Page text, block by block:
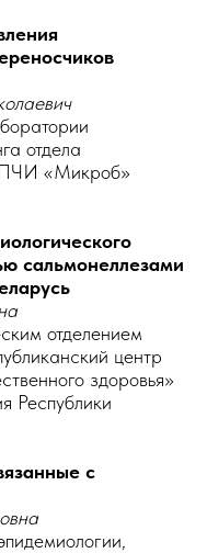
отдела
«Микроб»
сальмонеллезами
отделением
центр
здоровья»
Республики
с